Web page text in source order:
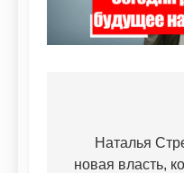
Наталья
новая власть,